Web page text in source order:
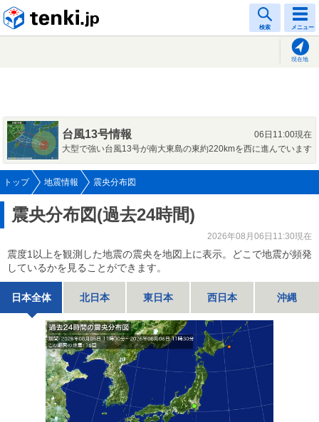
検索 メニュー
現在地
台風13号情報
06日11:00現在
大型で強い台風13号が南大東島の東約220kmを西に進んでいます
トップ 地震情報 震央分布図
震央分布図(過去24時間)
2026年08月06日11:30現在
震度1以上を観測した地震の震央を地図上に表示。どこで地震が頻発
しているかを見ることができます。
日本全体 北日本 東日本 西日本 沖縄